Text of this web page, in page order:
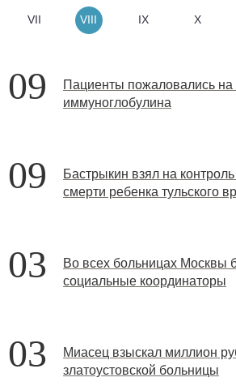
VII VIII IX X
09
Пациенты пожаловались на
иммуноглобулина
09
Бастрыкин взял на
смерти ребенка тульского
03
Во всех больницах Москвы
социальные координаторы
03
Миасец взыскал миллион
златоустовской больницы